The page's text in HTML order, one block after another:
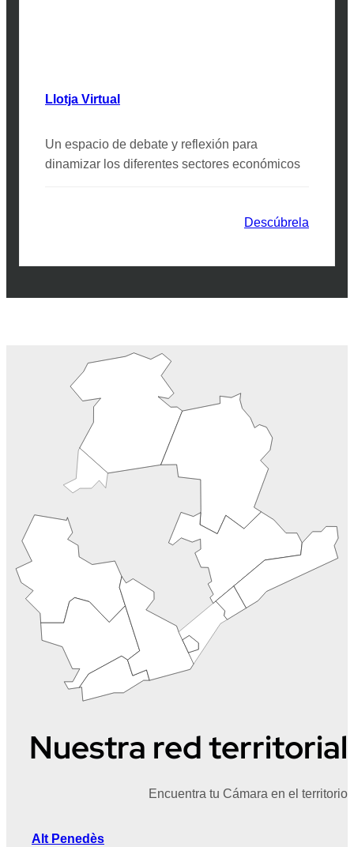
Llotja Virtual
Un espacio de debate y reflexión para
dinamizar los diferentes sectores económicos
Descúbrela
Nuestra red territorial
Encuentra tu Cámara en el territorio
Alt Penedès